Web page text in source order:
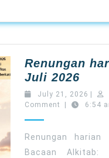
Renungan
Juli 2026
Juli
2026
July 21, 2026 July
21,
Comment
6:54
Renungan
Bacaan